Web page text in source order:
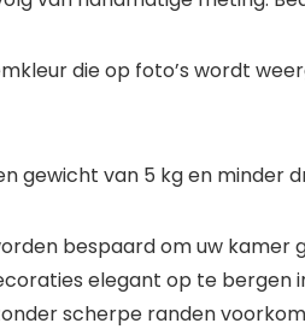
die op foto’s wordt
gewicht van 5 kg en minder
bespaard om uw kamer
elegant op te bergen
scherpe randen